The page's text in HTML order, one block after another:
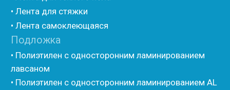
• Техническая изоляция Хотпайп
• Ру-флекс
• Энергофлекс
• K-flex
• Вспененный каучук
• Вспененные EPDM уплотнители
• Изоком Жгут